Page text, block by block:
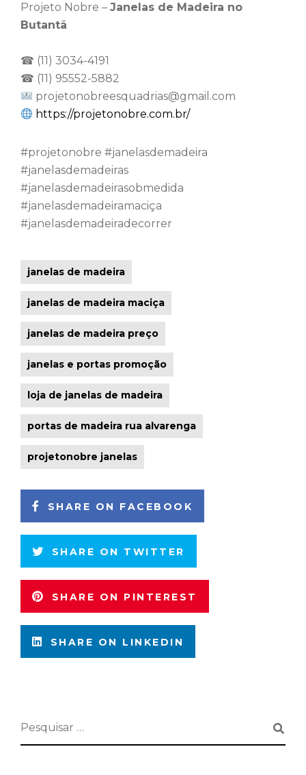
Projeto Nobre – Janelas de Madeira no
Butantã
☎ (11) 3034-4191
☎ (11) 95552-5882
projetonobreesquadrias@gmail.com
https://projetonobre.com.br/
⁠#projetonobre #janelasdemadeira
#janelasdemadeiras
#janelasdemadeirasobmedida
#janelasdemadeiramaciça
#janelasdemadeiradecorrer
janelas de madeira
janelas de madeira maciça
janelas de madeira preço
janelas e portas promoção
loja de janelas de madeira
portas de madeira rua alvarenga
projetonobre janelas
SHARE ON FACEBOOK
SHARE ON TWITTER
SHARE ON PINTEREST
SHARE ON LINKEDIN